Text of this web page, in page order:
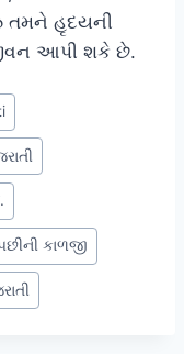
તમને હૃદયની
આપી શકે છે.
કાળજી